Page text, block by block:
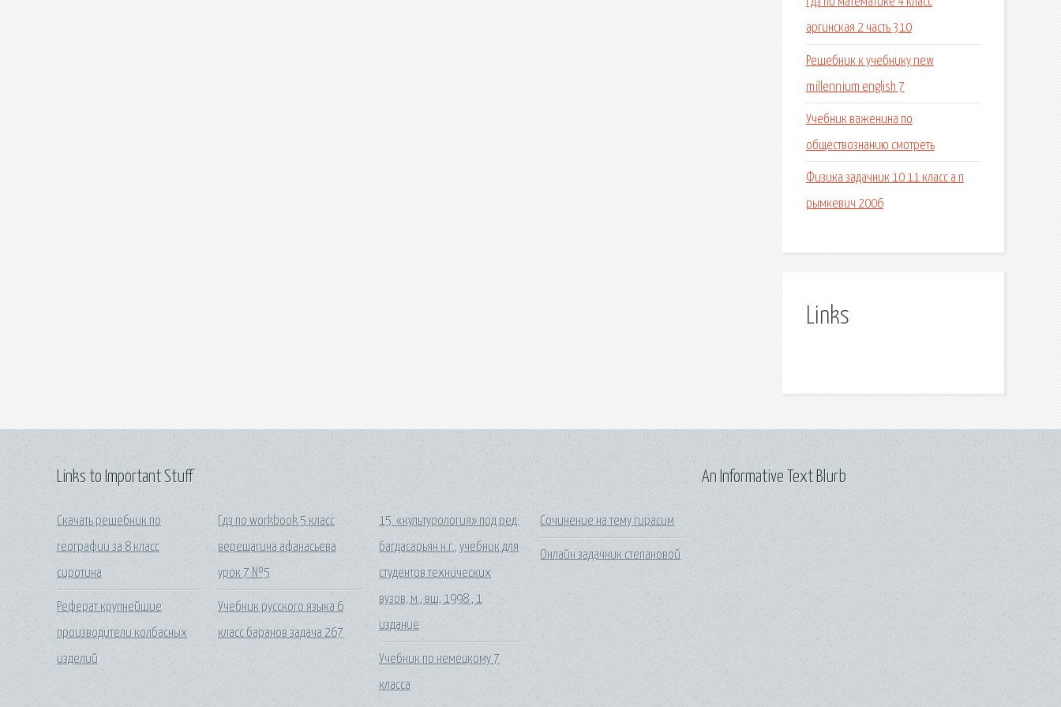
аргинская 2 часть 310
Решебник к учебнику new
millennium english 7
Учебник важенина по
обществознанию смотреть
Физика задачник 10 11 класс а п
рымкевич 2006
Links
Links to Important Stuff
Скачать решебник по
географии за 8 класс
сиротина
Реферат крупнейшие
производители колбасных
изделий
Гдз по workbook 5 класс
верещагина афанасьева
урок 7 №5
Учебник русского языка 6
класс баранов задача 267
15. «культурология» под ред.
багдасарьян н.г., учебник для
студентов технических
вузов, м., вш, 1998., 1
издание
Учебник по немецкому 7
класса
Сочинение на тему гирасим
Онлайн задачник степановой
An Informative Text Blurb